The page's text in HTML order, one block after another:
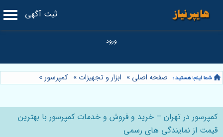
ثبت آگهی
صفحه اصلی » ابزار و تجهیزات » کمپرسور»
کمپرسور در تهران – خرید و فروش و خدمات کمپرسور با بهترین
قیمت از نمایندگی های رسمی